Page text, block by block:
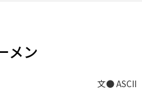
メン
文● ASCII